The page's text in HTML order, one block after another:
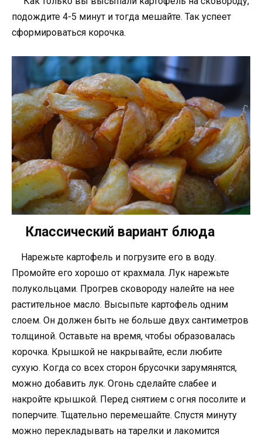
подождите 4-5 минут и тогда мешайте. Так успеет
сформироваться корочка.
Классический вариант блюда
Нарежьте картофель и погрузите его в воду.
Промойте его хорошо от крахмала. Лук нарежьте
полукольцами. Прогрев сковороду налейте на нее
растительное масло. Высыпьте картофель одним
слоем. Он должен быть не больше двух сантиметров
толщиной. Оставьте на время, чтобы образовалась
корочка. Крышкой не накрывайте, если любите
сухую. Когда со всех сторон брусочки зарумянятся,
можно добавить лук. Огонь сделайте слабее и
накройте крышкой. Перед снятием с огня посолите и
поперчите. Тщательно перемешайте. Спустя минуту
можно перекладывать на тарелки и лакомится